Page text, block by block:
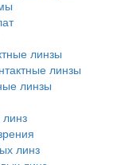
линзы
линзы
линзы
линз